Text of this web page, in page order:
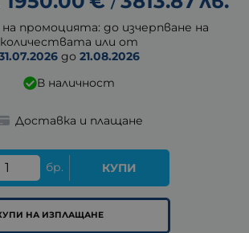
/
промоцията: до изчерпване на
количествата или от
до 21.08.2026
В наличност
Доставка и плащане
бр. КУПИ
НА ИЗПЛАЩАНЕ